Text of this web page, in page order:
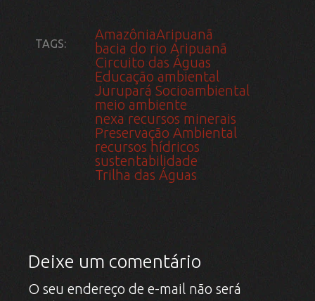
TAGS:
AmazôniaAripuanã
bacia do rio Aripuanã
Circuito das Águas
Educação ambiental
Jurupará Socioambiental
meio ambiente
nexa recursos minerais
Preservação Ambiental
recursos hídricos
sustentabilidade
Trilha das Águas
Deixe um comentário
O seu endereço de e-mail não será